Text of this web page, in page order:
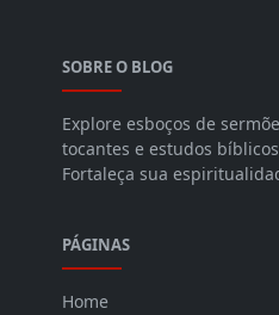
SOBRE O BLOG
Explore esboços de
tocantes e estudos
Fortaleça sua
PÁGINAS
Home